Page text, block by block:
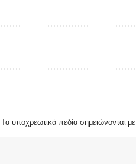
Τα υποχρεωτικά πεδία σημειώνονται με